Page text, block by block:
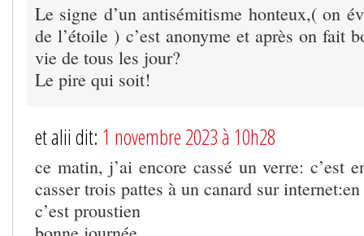
Le signe d’un antisémitisme honteux,( on
de l’étoile ) c’est anonyme et après on fait
vie de tous les jour?
Le pire qui soit!
et alii dit: 1 novembre 2023 à 10h28
ce matin, j’ai encore cassé un verre: c’est
casser trois pattes à un canard sur
c’est proustien